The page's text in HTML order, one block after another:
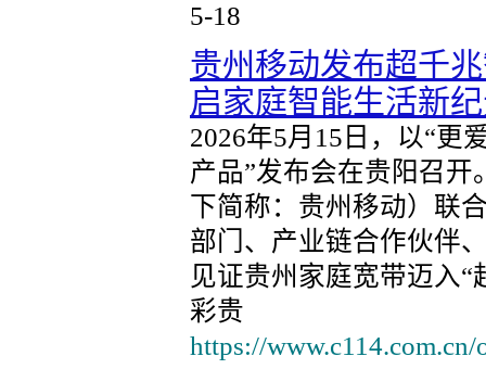
5-18
贵州移动发布超千
启家庭智能生活新
2026年5月15日，以“更
产品”发布会在贵阳召
下简称：贵州移动）联
部门、产业链合作伙伴
见证贵州家庭宽带迈入
彩贵
https://